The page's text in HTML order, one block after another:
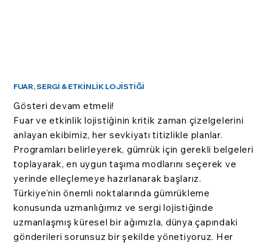
FUAR, SERGİ & ETKİNLİK LOJİSTİĞİ
Gösteri devam etmeli!
Fuar ve etkinlik lojistiğinin kritik zaman çizelgelerini
anlayan ekibimiz, her sevkiyatı titizlikle planlar.
Programları belirleyerek, gümrük için gerekli belgeleri
toplayarak, en uygun taşıma modlarını seçerek ve
yerinde elleçlemeye hazırlanarak başlarız.
Türkiye'nin önemli noktalarında gümrükleme
konusunda uzmanlığımız ve sergi lojistiğinde
uzmanlaşmış küresel bir ağımızla, dünya çapındaki
gönderileri sorunsuz bir şekilde yönetiyoruz. Her